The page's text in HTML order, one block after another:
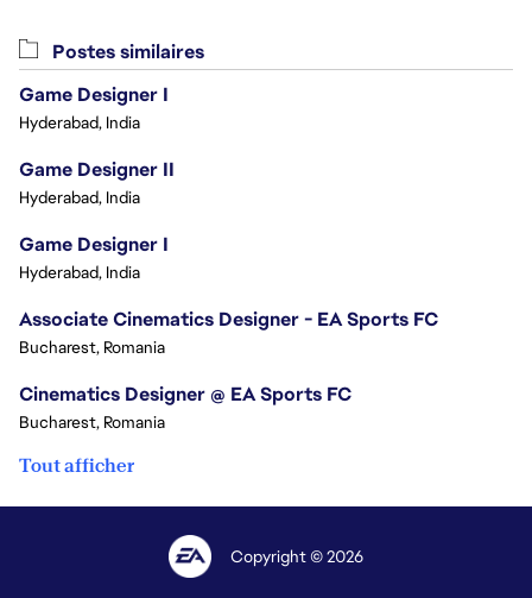
Postes similaires
Game Designer I
Hyderabad, India
Game Designer II
Hyderabad, India
Game Designer I
Hyderabad, India
Associate Cinematics Designer - EA Sports FC
Bucharest, Romania
Cinematics Designer @ EA Sports FC
Bucharest, Romania
Tout afficher
Copyright © 2026